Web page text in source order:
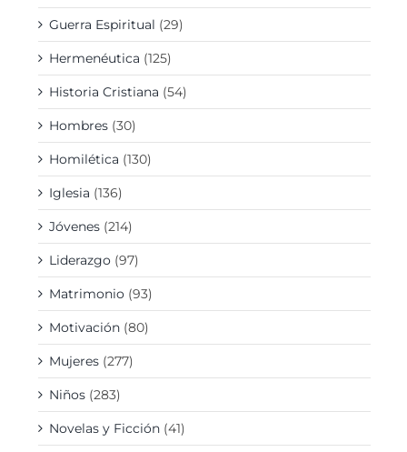
Guerra Espiritual (29)
Hermenéutica (125)
Historia Cristiana (54)
Hombres (30)
Homilética (130)
Iglesia (136)
Jóvenes (214)
Liderazgo (97)
Matrimonio (93)
Motivación (80)
Mujeres (277)
Niños (283)
Novelas y Ficción (41)